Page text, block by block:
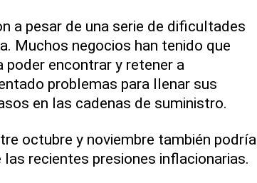
a pesar de una serie de dificultades
Muchos negocios han tenido que
poder encontrar y retener a
problemas para llenar sus
en las cadenas de suministro.
octubre y noviembre también podría
recientes presiones inflacionarias.